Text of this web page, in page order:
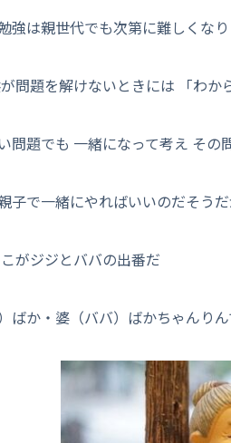
強は親世代でも次第に難しくな
問題を解けないときには 「わ
問題でも 一緒になって考え そ
子で一緒にやればいいのだそう
がジジとババの出番だ
ばか・婆（ババ）ばかちゃんり